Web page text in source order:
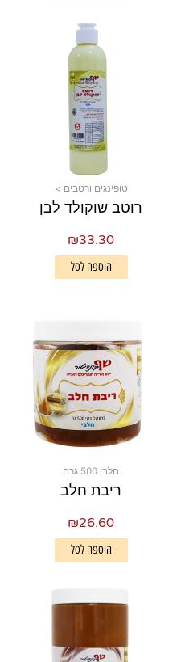
טופינגים ורטבים >
רוטב שוקולד לבן
₪33.30
הוספה לסל
חלבי 500 גרם
ריבת חלב
₪26.60
הוספה לסל